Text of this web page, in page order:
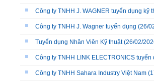
Công ty TNHH J. WAGNER tuyển dụng kỹ
Công ty TNHH J. Wagner tuyển dụng (26/
Tuyển dụng Nhân Viên Kỹ thuật(26/02/
Công ty TNHH LINK ELECTRONICS tuyển
Công ty TNHH Sahara Industry Việt Nam